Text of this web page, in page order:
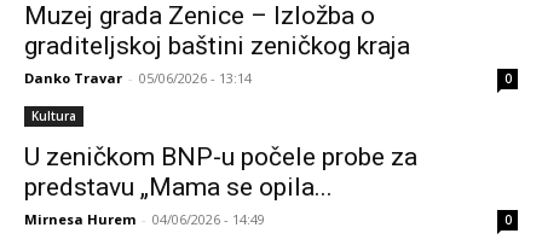
Muzej grada Zenice – Izložba o
graditeljskoj baštini zeničkog kraja
Danko Travar - 05/06/2026 - 13:14 0
Kultura
U zeničkom BNP-u počele probe za
predstavu „Mama se opila...
Mirnesa Hurem - 04/06/2026 - 14:49 0